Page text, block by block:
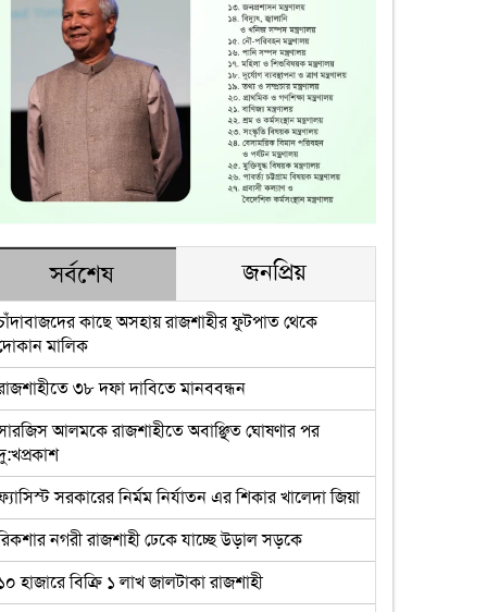
সর্বশেষ জনপ্রিয়
কাছে অসহায় রাজশাহীর ফুটপাত থেকে
মালিক
৩৮ দফা দাবিতে মানববন্ধন
আলমকে রাজশাহীতে অবাঞ্ছিত ঘোষণার পর
সরকারের নির্মম নির্যাতন এর শিকার খালেদা জিয়া
নগরী রাজশাহী ঢেকে যাচ্ছে উড়াল সড়কে
হাজারে বিক্রি ১ লাখ জালটাকা রাজশাহী